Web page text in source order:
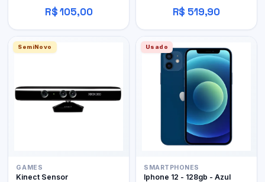
R$ 105,00 R$ 519,90
SemiNovo
GAMES
Kinect Sensor
Usado
SMARTPHONES
Iphone 12 - 128gb - Azul